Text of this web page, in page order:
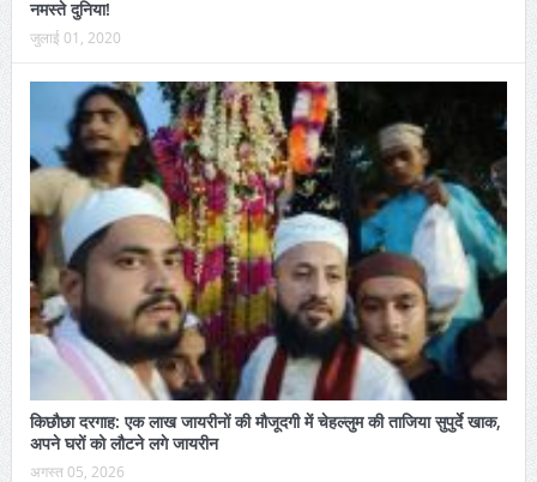
नमस्ते दुनिया!
जुलाई 01, 2020
किछौछा दरगाह: एक लाख जायरीनों की मौजूदगी में चेहल्लुम की ताजिया सुपुर्दे खाक,
अपने घरों को लौटने लगे जायरीन
अगस्त 05, 2026